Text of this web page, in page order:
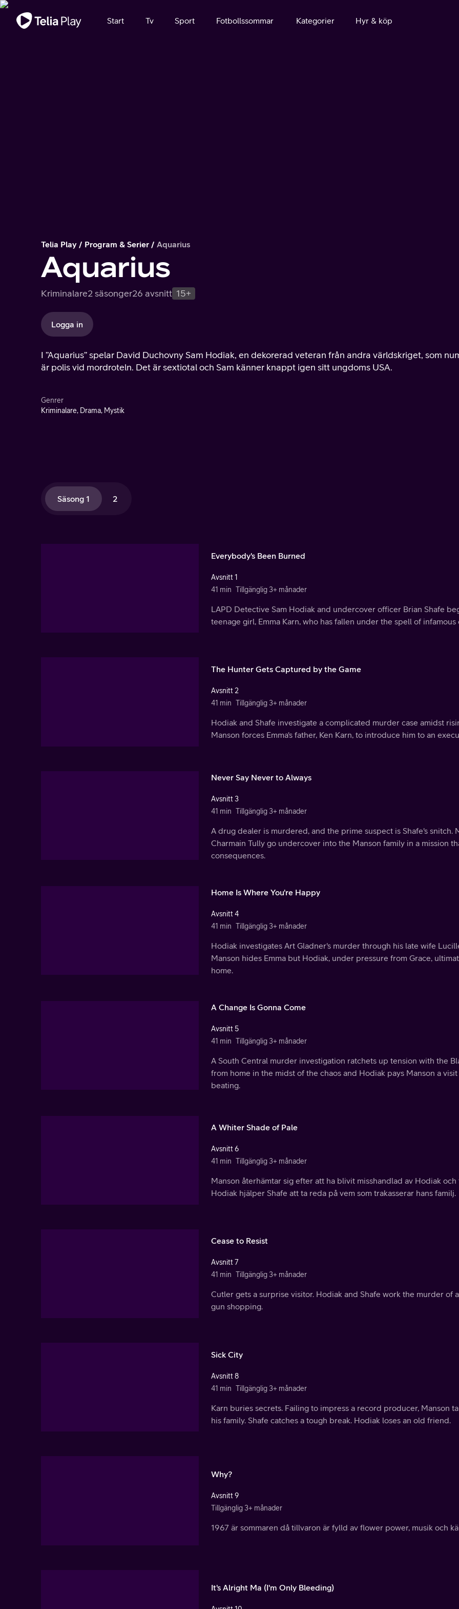
Viktigt meddelande
Start Tv Sport Fotbollssommar Kategorier Hyr & köp
Telia Play Program & Serier Aquarius
Aquarius
Kriminalare2 säsonger26 avsnitt 15+
Logga in
I ”Aquarius” spelar David Duchovny Sam Hodiak, en dekorerad veteran från andra världskriget, som
är polis vid mordroteln. Det är sextiotal och Sam känner knappt igen sitt ungdoms USA.
Genrer
Kriminalare, Drama, Mystik
Säsong 1 2
Everybody's Been Burned
Avsnitt 1
41 min Tillgänglig 3+ månader
LAPD Detective Sam Hodiak and undercover officer Brian Shafe
teenage girl, Emma Karn, who has fallen under the spell of
The Hunter Gets Captured by the Game
Avsnitt 2
41 min Tillgänglig 3+ månader
Hodiak and Shafe investigate a complicated murder case amidst
Manson forces Emma's father, Ken Karn, to introduce him to an
Never Say Never to Always
Avsnitt 3
41 min Tillgänglig 3+ månader
A drug dealer is murdered, and the prime suspect is Shafe's snitch.
Charmain Tully go undercover into the Manson family in a mission
consequences.
Home Is Where You're Happy
Avsnitt 4
41 min Tillgänglig 3+ månader
Hodiak investigates Art Gladner's murder through his late wife
Manson hides Emma but Hodiak, under pressure from Grace,
home.
A Change Is Gonna Come
Avsnitt 5
41 min Tillgänglig 3+ månader
A South Central murder investigation ratchets up tension with the
from home in the midst of the chaos and Hodiak pays Manson a
beating.
A Whiter Shade of Pale
Avsnitt 6
41 min Tillgänglig 3+ månader
Manson återhämtar sig efter att ha blivit misshandlad av Hodiak och
Hodiak hjälper Shafe att ta reda på vem som trakasserar hans familj.
Cease to Resist
Avsnitt 7
41 min Tillgänglig 3+ månader
Cutler gets a surprise visitor. Hodiak and Shafe work the murder of
gun shopping.
Sick City
Avsnitt 8
41 min Tillgänglig 3+ månader
Karn buries secrets. Failing to impress a record producer, Manson
his family. Shafe catches a tough break. Hodiak loses an old friend.
Why?
Avsnitt 9
Tillgänglig 3+ månader
1967 är sommaren då tillvaron är fylld av flower power, musik och
It's Alright Ma (I'm Only Bleeding)